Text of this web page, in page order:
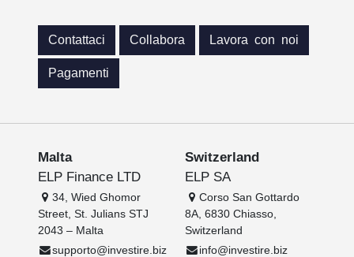
Contattaci Collabora Lavora con noi
Pagamenti
Malta
ELP Finance LTD
34, Wied Ghomor
Street, St. Julians STJ
2043 – Malta
supporto@investire.biz
Switzerland
ELP SA
Corso San Gottardo
8A, 6830 Chiasso,
Switzerland
info@investire.biz